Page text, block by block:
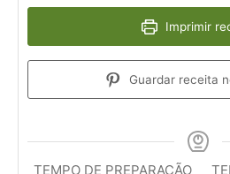
Imprimir
Guardar receita
TEMPO DE PREPARAÇÃO